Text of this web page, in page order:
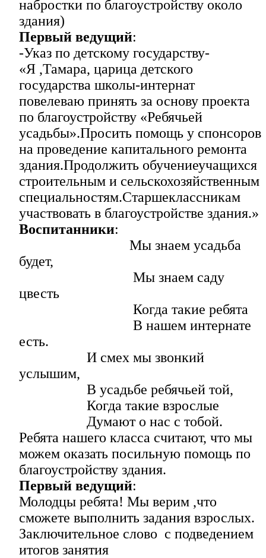
набростки по благоустройству около
здания)
Первый ведущий:
-Указ по детскому государству-
«Я ,Тамара, царица детского
государства школы-интернат
повелеваю принять за основу проекта
по благоустройству «Ребячьей
усадьбы».Просить помощь у спонсоров
на проведение капитального ремонта
здания.Продолжить обучениеучащихся
строительным и сельскохозяйственным
специальностям.Старшеклассникам
участвовать в благоустройстве здания.»
Воспитанники:
Мы знаем усадьба
будет,
Мы знаем саду
цвесть
Когда такие ребята
В нашем интернате
есть.
И смех мы звонкий
услышим,
В усадьбе ребячьей той,
Когда такие взрослые
Думают о нас с тобой.
Ребята нашего класса считают, что мы
можем оказать посильную помощь по
благоустройству здания.
Первый ведущий:
Молодцы ребята! Мы верим ,что
сможете выполнить задания взрослых.
Заключительное слово с подведением
итогов занятия